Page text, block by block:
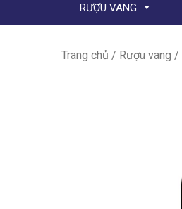
RƯỢU VANG
Trang chủ / Rượu vang /